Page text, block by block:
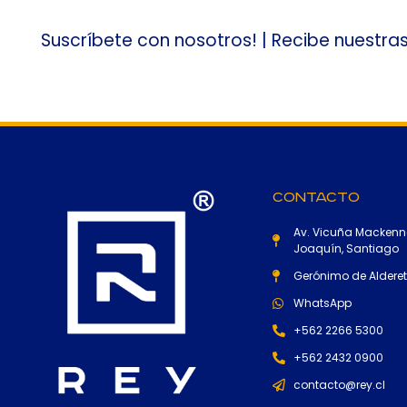
Suscríbete con nosotros! | Recibe
Contacto
Av. Vicuña
Joaquín, Santiago
Gerónimo de
WhatsApp
+562 2266 5300
+562 2432 0900
contacto@rey.cl